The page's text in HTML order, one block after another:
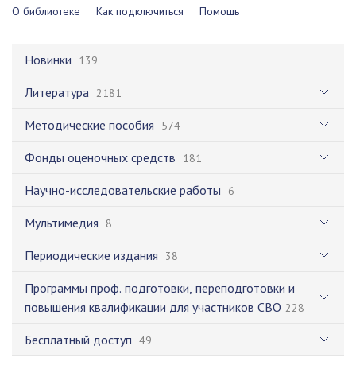
О библиотеке Как подключиться Помощь
Новинки 139
Литература 2181
Методические пособия 574
Фонды оценочных средств 181
Научно-исследовательские работы 6
Мультимедия 8
Периодические издания 38
Программы проф. подготовки, переподготовки и
повышения квалификации для участников СВО 228
Бесплатный доступ 49